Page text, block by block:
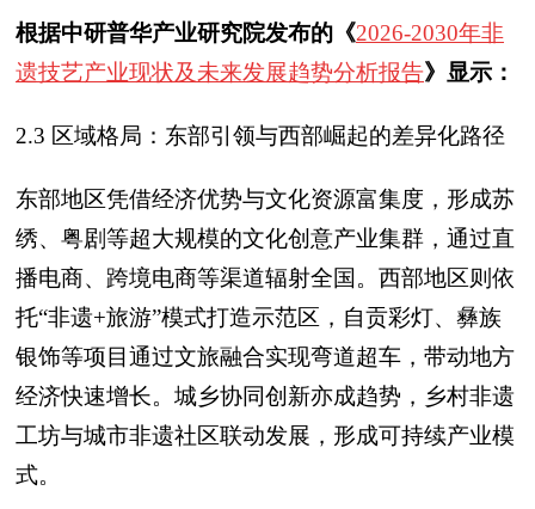
根据中研普华产业研究院发布的《2026-2030年非
遗技艺产业现状及未来发展趋势分析报告》显示：
2.3 区域格局：东部引领与西部崛起的差异化路径
东部地区凭借经济优势与文化资源富集度，形成苏
绣、粤剧等超大规模的文化创意产业集群，通过直
播电商、跨境电商等渠道辐射全国。西部地区则依
托“非遗+旅游”模式打造示范区，自贡彩灯、彝族
银饰等项目通过文旅融合实现弯道超车，带动地方
经济快速增长。城乡协同创新亦成趋势，乡村非遗
工坊与城市非遗社区联动发展，形成可持续产业模
式。